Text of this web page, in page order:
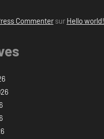
Commentersur Hello world!